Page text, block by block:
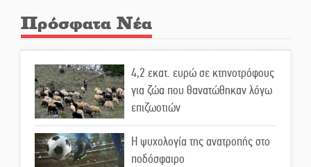
Πρόσφατα Νέα
4,2 εκατ. ευρώ σε κτηνοτρόφους
για ζώα που θανατώθηκαν λόγω
επιζωοτιών
Η ψυχολογία της ανατροπής στο
ποδόσφαιρο